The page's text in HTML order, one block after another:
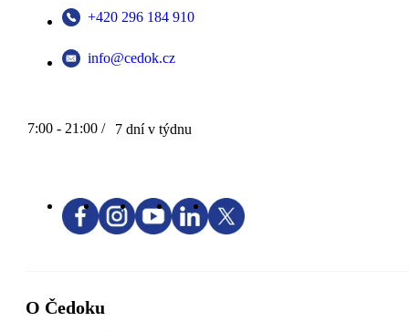
+420 296 184 910
info@cedok.cz
7:00 - 21:00 / 7 dní v týdnu
O Čedoku